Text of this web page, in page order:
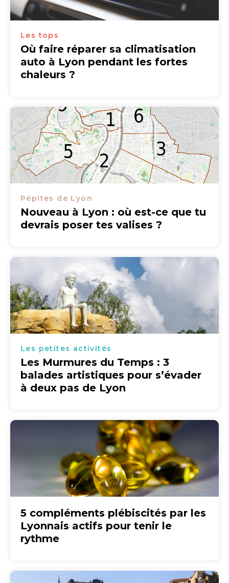
Les tops
Où faire réparer sa climatisation
auto à Lyon pendant les fortes
chaleurs ?
Pépites de Lyon
Nouveau à Lyon : où est-ce que tu
devrais poser tes valises ?
Les petites activités
Les Murmures du Temps : 3
balades artistiques pour s’évader
à deux pas de Lyon
5 compléments plébiscités par les
Lyonnais actifs pour tenir le
rythme